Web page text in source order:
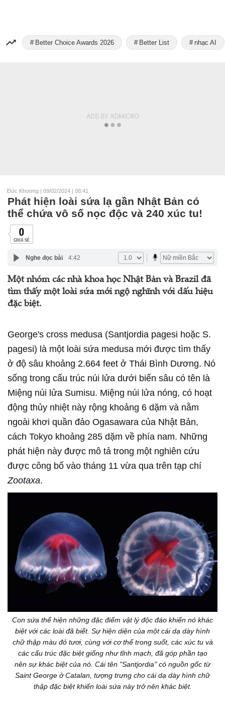
Better Choice Awards 2026 Better List nhạc AI
Đức Khương | 09/02/2024 | 08:41
Phát hiện loài sứa lạ gần Nhật Bản có
thể chứa vô số nọc độc và 240 xúc tu!
0
CHIA SẺ
Nghe đọc bài 4:42
Một nhóm các nhà khoa học Nhật Bản và Brazil đã
tìm thấy một loài sứa mới ngộ nghĩnh với dấu hiệu
đặc biệt.
George's cross medusa (Santjordia pagesi hoặc S.
pagesi) là một loài sứa medusa mới được tìm thấy
ở độ sâu khoảng 2.664 feet ở Thái Bình Dương. Nó
sống trong cấu trúc núi lửa dưới biển sâu có tên là
Miệng núi lửa Sumisu. Miệng núi lửa nóng, có hoạt
động thủy nhiệt này rộng khoảng 6 dặm và nằm
ngoài khơi quần đảo Ogasawara của Nhật Bản,
cách Tokyo khoảng 285 dặm về phía nam. Những
phát hiện này được mô tả trong một nghiên cứu
được công bố vào tháng 11 vừa qua trên tạp chí
Zootaxa.
Con sứa thể hiện những đặc điểm vật lý độc đáo khiến nó khác
biệt với các loài đã biết. Sự hiện diện của một cái dạ dày hình
chữ thập màu đỏ tươi, cùng với cơ thể trong suốt, các xúc tu và
các cấu trúc đặc biệt giống như tĩnh mạch, đã góp phần tạo
nên sự khác biệt của nó. Cái tên "Santjordia" có nguồn gốc từ
Saint George ở Catalan, tượng trưng cho cái dạ dày hình chữ
thập đặc biệt khiến loài sứa này trở nên khác biệt.